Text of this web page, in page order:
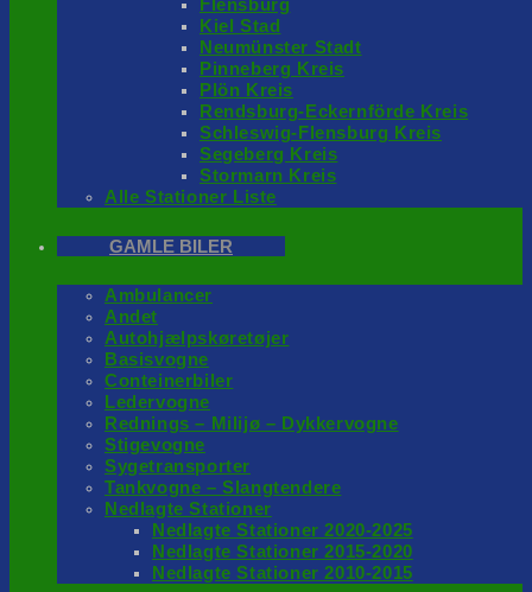
Flensburg
Kiel Stad
Neumünster Stadt
Pinneberg Kreis
Plön Kreis
Rendsburg-Eckernförde Kreis
Schleswig-Flensburg Kreis
Segeberg Kreis
Stormarn Kreis
Alle Stationer Liste
GAMLE BILER
Ambulancer
Andet
Autohjælpskøretøjer
Basisvogne
Conteinerbiler
Ledervogne
Rednings – Milijø – Dykkervogne
Stigevogne
Sygetransporter
Tankvogne – Slangtendere
Nedlagte Stationer
Nedlagte Stationer 2020-2025
Nedlagte Stationer 2015-2020
Nedlagte Stationer 2010-2015